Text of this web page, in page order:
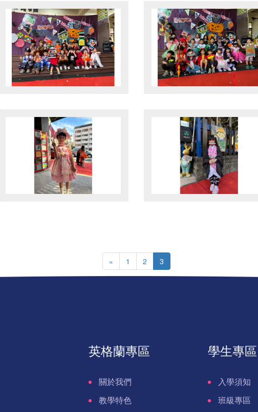
« 1 2 3
英格蘭專區
關於我們
教學特色
學生專區
入學須知
班級專區